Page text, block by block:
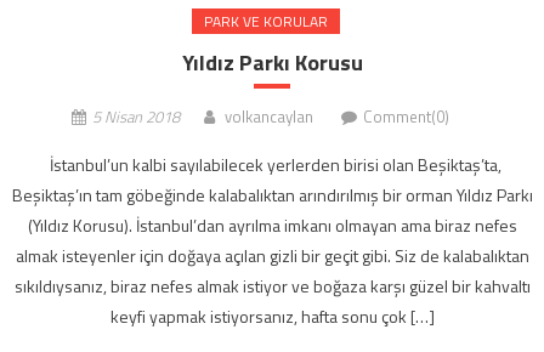
PARK VE KORULAR
Yıldız Parkı Korusu
5 Nisan 2018 volkancaylan Comment(0)
İstanbul’un kalbi sayılabilecek yerlerden birisi olan Beşiktaş’ta,
Beşiktaş’ın tam göbeğinde kalabalıktan arındırılmış bir orman Yıldız Parkı
(Yıldız Korusu). İstanbul’dan ayrılma imkanı olmayan ama biraz nefes
almak isteyenler için doğaya açılan gizli bir geçit gibi. Siz de kalabalıktan
sıkıldıysanız, biraz nefes almak istiyor ve boğaza karşı güzel bir kahvaltı
keyfi yapmak istiyorsanız, hafta sonu çok […]